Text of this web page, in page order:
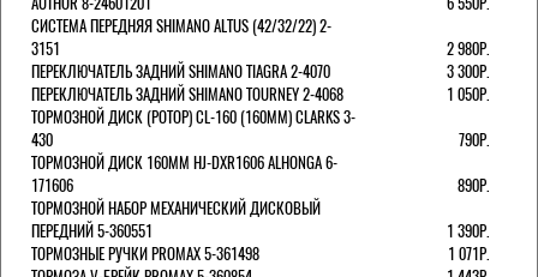
СИСТЕМА ПЕРЕДНЯЯ SHIMANO ALTUS (42/32/22) 2-
3151
2 980Р.
ПЕРЕКЛЮЧАТЕЛЬ ЗАДНИЙ SHIMANO TIAGRA 2-4070
3 300Р.
ПЕРЕКЛЮЧАТЕЛЬ ЗАДНИЙ SHIMANO TOURNEY 2-4068
1 050Р.
ТОРМОЗНОЙ ДИСК (РОТОР) CL-160 (160ММ) CLARKS 3-
430
790Р.
ТОРМОЗНОЙ ДИСК 160ММ HJ-DXR1606 ALHONGA 6-
171606
890Р.
ТОРМОЗНОЙ НАБОР МЕХАНИЧЕСКИЙ ДИСКОВЫЙ
ПЕРЕДНИЙ 5-360551
1 390Р.
ТОРМОЗНЫЕ РУЧКИ PROMAX 5-361498
1 071Р.